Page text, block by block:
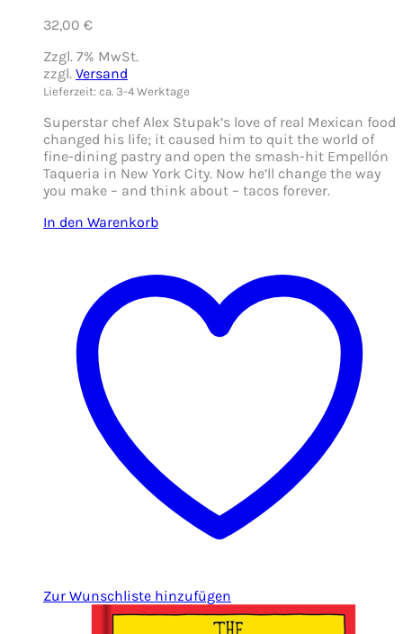
32,00 €
Zzgl. 7% MwSt.
zzgl. Versand
Lieferzeit: ca. 3-4 Werktage
Superstar chef Alex Stupak’s love of real Mexican food
changed his life; it caused him to quit the world of
fine-dining pastry and open the smash-hit Empellón
Taqueria in New York City. Now he’ll change the way
you make – and think about – tacos forever.
In den Warenkorb
Zur Wunschliste hinzufügen